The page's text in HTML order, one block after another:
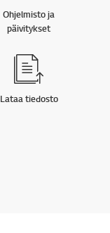
Ohjelmisto ja
päivitykset
Lataa tiedosto